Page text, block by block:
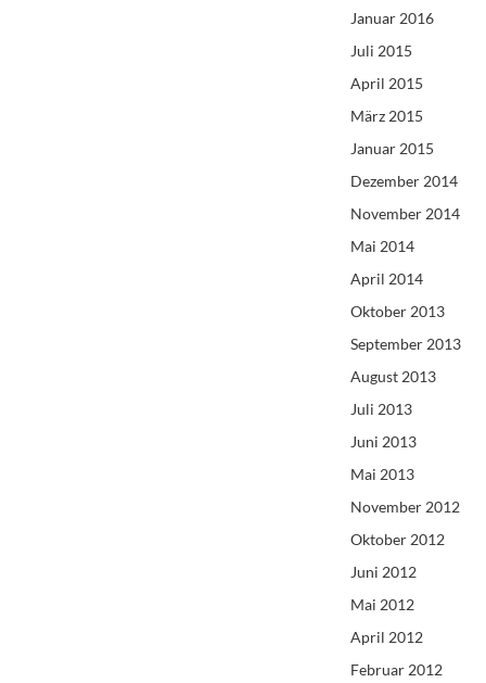
Januar 2016
Juli 2015
April 2015
März 2015
Januar 2015
Dezember 2014
November 2014
Mai 2014
April 2014
Oktober 2013
September 2013
August 2013
Juli 2013
Juni 2013
Mai 2013
November 2012
Oktober 2012
Juni 2012
Mai 2012
April 2012
Februar 2012